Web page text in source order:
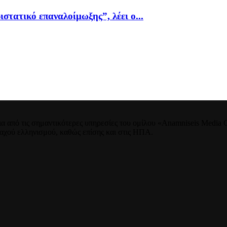
επαναλοίμωξης”, λέει ο...